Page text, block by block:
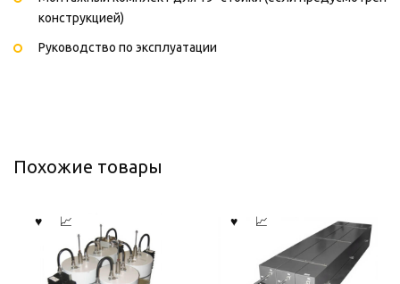
конструкцией)
Руководство по эксплуатации
Похожие товары